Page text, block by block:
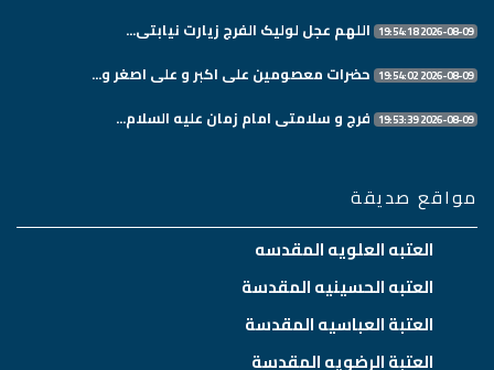
2026-08-09 19:54:18 اللهم عجل لولیک الفرج زیارت نیابتی...
2026-08-09 19:54:02 حضرات معصومین علی اکبر و علی اصغر و...
2026-08-09 19:53:39 فرج و سلامتی امام زمان علیه السلام...
مواقع صديقة
العتبه العلويه المقدسه
العتبه الحسينيه المقدسة
العتبة العباسيه المقدسة
العتبة الرضويه المقدسة